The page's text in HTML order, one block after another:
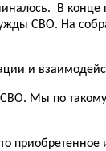
В
СВО. На
и
Мы по